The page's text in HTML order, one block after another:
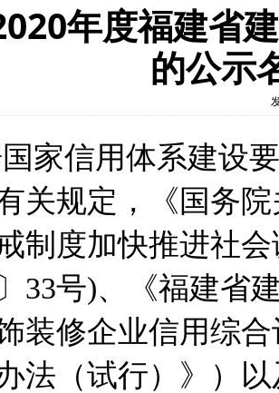
年度福建省
的公示
家信用体系建设
关规定，《国务
制度加快推进社
〕33号)、《福建
装修企业信用综
办法（试行）》）